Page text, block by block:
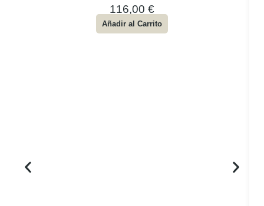
116,00 €
Añadir al Carrito